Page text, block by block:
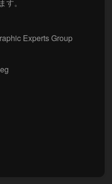
。
Experts Group